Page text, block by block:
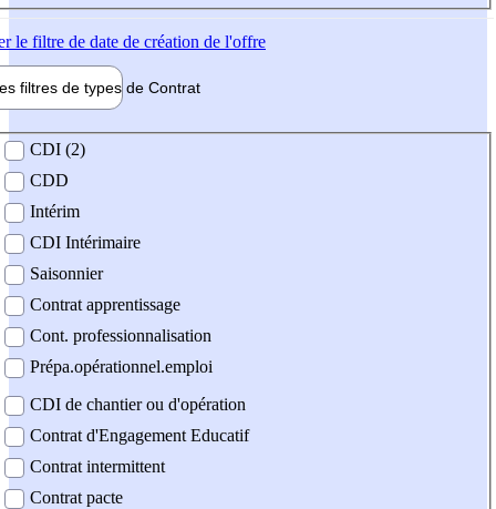
le filtre de date de création de l'offre
filtres de types de Contrat
contrat
CDI (2)
CDD
Intérim
CDI Intérimaire
Saisonnier
Contrat apprentissage
Cont. professionnalisation
Prépa.opérationnel.emploi
CDI de chantier ou d'opération
Contrat d'Engagement Educatif
Contrat intermittent
Contrat pacte